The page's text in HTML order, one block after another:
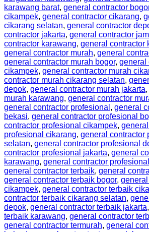
karawang barat, general contractor
cikampek, general contractor cikarang,
cikarang selatan, general contractor
contractor jakarta, general contractor
contractor karawang, general contractor
general contractor murah, general
general contractor murah bogor, general
cikampek, general contractor murah
contractor murah cikarang selatan,
depok, general contractor murah jakarta,
murah karawang, general contractor
general contractor profesional , general
bekasi, general contractor profesional
contractor profesional cikampek,
profesional cikarang, general contractor
selatan, general contractor profesional
contractor profesional jakarta, general
karawang, general contractor
general contractor terbaik, general
general contractor terbaik bogor,
cikampek, general contractor terbaik
contractor terbaik cikarang selatan,
depok, general contractor terbaik jakarta,
terbaik karawang, general contractor
general contractor termurah, general